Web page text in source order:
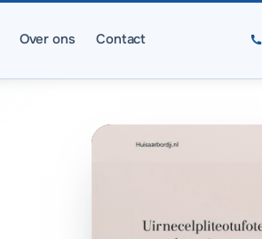
Over ons Contact